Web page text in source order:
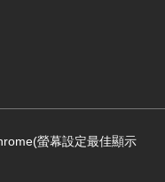
螢幕設定最佳顯示